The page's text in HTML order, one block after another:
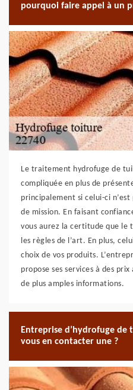
pourquoi faire appel à un
Le traitement hydrofuge de
compliquée en plus de
principalement si celui-ci
de mission. En faisant
vous aurez la certitude que le
les règles de l’art. En plus,
choix de vos produits.
propose ses services à des
de plus amples informations.
Entreprise d’hydrofuge
vous en contacter une ?